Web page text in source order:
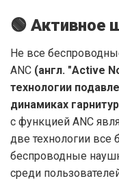
🟢 Активное
Не все
ANC (англ. "Active
технологии
динамиках
с функцией ANC
две технологии все
беспроводные
среди